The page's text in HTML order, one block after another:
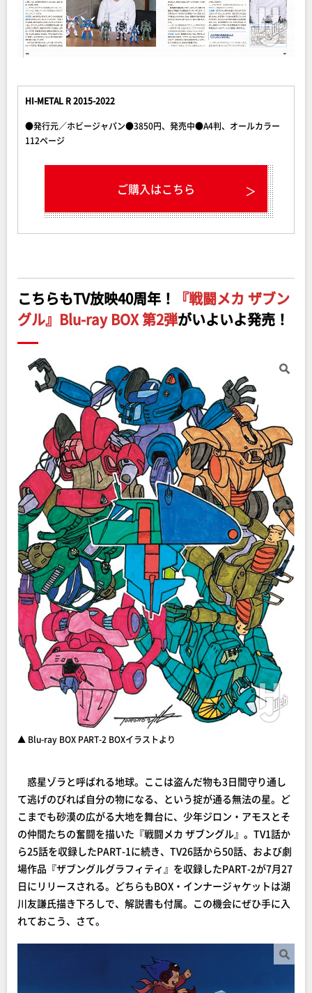
HI-METAL R 2015-2022
●発行元／ホビージャパン●3850円、発売中●A4判、オールカラー
112ページ
ご購入はこちら
こちらもTV放映40周年！
『戦闘メカ ザブン
グル』Blu-ray BOX 第2弾がいよいよ発売！
▲ Blu-ray BOX PART-2 BOXイラストより
惑星ゾラと呼ばれる地球。ここは盗んだ物も3日間守り通し
て逃げのびれば自分の物になる、という掟が通る無法の星。ど
こまでも砂漠の広がる大地を舞台に、少年ジロン・アモスとそ
の仲間たちの奮闘を描いた『戦闘メカ ザブングル』。TV1話か
ら25話を収録したPART-1に続き、TV26話から50話、および劇
場作品『ザブングルグラフィティ』を収録したPART-2が7月27
日にリリースされる。どちらもBOX・インナージャケットは湖
川友謙氏描き下ろしで、解説書も付属。この機会にぜひ手に入
れておこう、さて。